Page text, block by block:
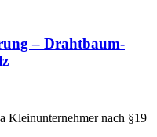
– Drahtbaum-
Kleinunternehmer nach §19